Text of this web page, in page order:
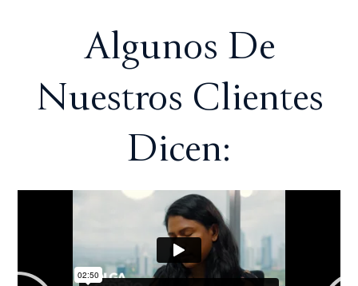
Algunos De
Nuestros Clientes
Dicen: